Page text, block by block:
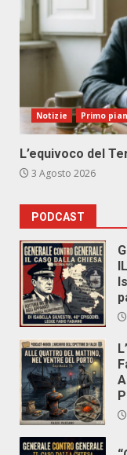
Notizie Primo
L’equivoco del
3 Agosto 2026
PODCAST